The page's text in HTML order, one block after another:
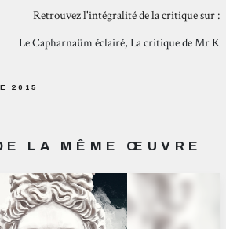
Retrouvez l'intégralité de la critique sur :
Le Capharnaüm éclairé, La critique de Mr K
2015
LA MÊME ŒUVRE